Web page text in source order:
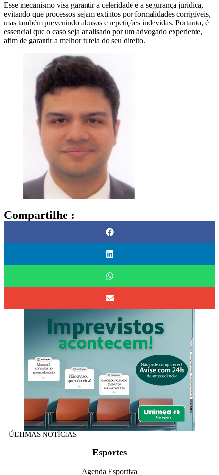
Esse mecanismo visa garantir a celeridade e a segurança jurídica,
evitando que processos sejam extintos por formalidades corrigíveis,
mas também prevenindo abusos e repetições indevidas. Portanto, é
essencial que o caso seja analisado por um advogado experiente,
afim de garantir a melhor tutela do seu direito.
Compartilhe :
ÚLTIMAS NOTÍCIAS
Esportes
Agenda Esportiva